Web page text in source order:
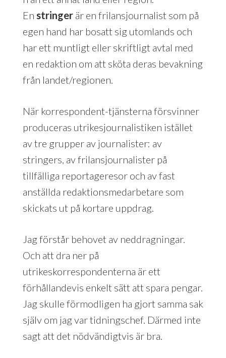
En stringer är en frilansjournalist som på
egen hand har bosatt sig utomlands och
har ett muntligt eller skriftligt avtal med
en redaktion om att sköta deras bevakning
från landet/regionen.
När korrespondent-tjänsterna försvinner
produceras utrikesjournalistiken istället
av tre grupper av journalister: av
stringers, av frilansjournalister på
tillfälliga reportageresor och av fast
anställda redaktionsmedarbetare som
skickats ut på kortare uppdrag.
Jag förstår behovet av neddragningar.
Och att dra ner på
utrikeskorrespondenterna är ett
förhållandevis enkelt sätt att spara pengar.
Jag skulle förmodligen ha gjort samma sak
själv om jag var tidningschef. Därmed inte
sagt att det nödvändigtvis är bra.